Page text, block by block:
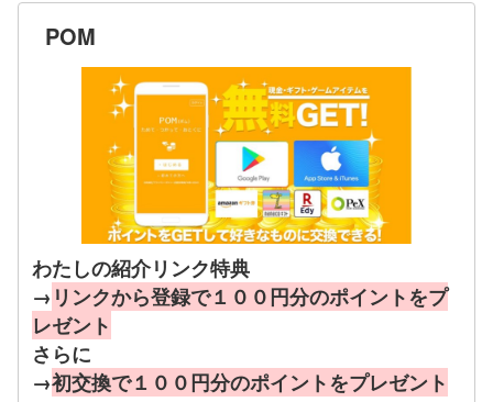
POM
わたしの紹介リンク特典
→ リンクから登録で１００円分のポイントをプ
レゼント
さらに
→初交換で１００円分のポイントをプレゼント